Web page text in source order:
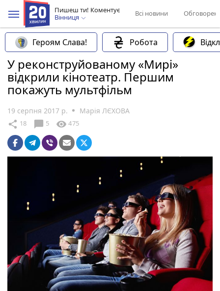
Пишеш ти! Коментує
Вінниця
Всі новини
Героям Слава! Робота
У реконструйованому «Мирі»
відкрили кінотеатр. Першим
покажуть мультфільм
19 серпня 2017 р. Марія ЛЄХОВА
share 18 chat_bubble 5 visibility 475